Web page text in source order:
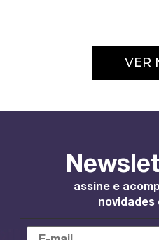
VER
assine e
novidades